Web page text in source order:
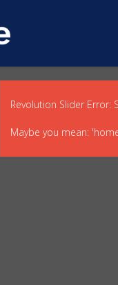
Revolution Slider Error:
Maybe you mean: